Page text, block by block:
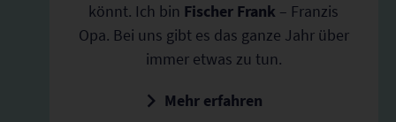
könnt. Ich bin Fischer Frank – Franzis
Opa. Bei uns gibt es das ganze Jahr über
immer etwas zu tun.
Mehr erfahren